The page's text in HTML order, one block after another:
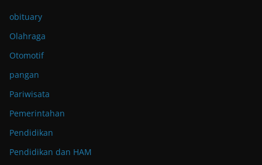
obituary
Olahraga
Otomotif
pangan
Pariwisata
Pemerintahan
Pendidikan
Pendidikan dan HAM